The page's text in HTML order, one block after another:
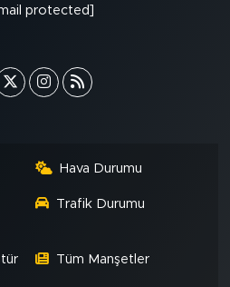
protected]
Hava Durumu
Trafik Durumu
Tüm Manşetler